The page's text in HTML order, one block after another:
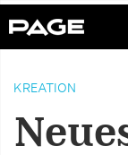
KREATION